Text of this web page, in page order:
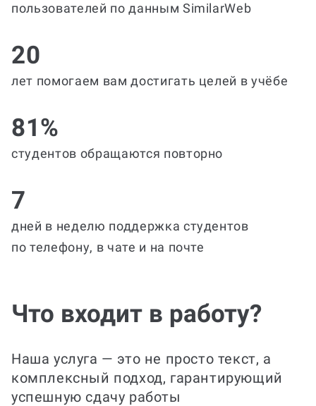
пользователей по данным SimilarWeb
20
лет помогаем вам достигать целей в учёбе
81%
студентов обращаются повторно
7
дней в неделю поддержка студентов
по телефону, в чате и на почте
Что входит в работу?
Наша услуга — это не просто текст, а
комплексный подход, гарантирующий
успешную сдачу работы